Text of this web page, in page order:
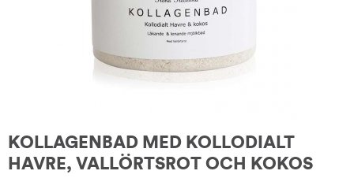
KOLLAGENBAD MED KOLLODIALT
HAVRE, VALLÖRTSROT OCH KOKOS